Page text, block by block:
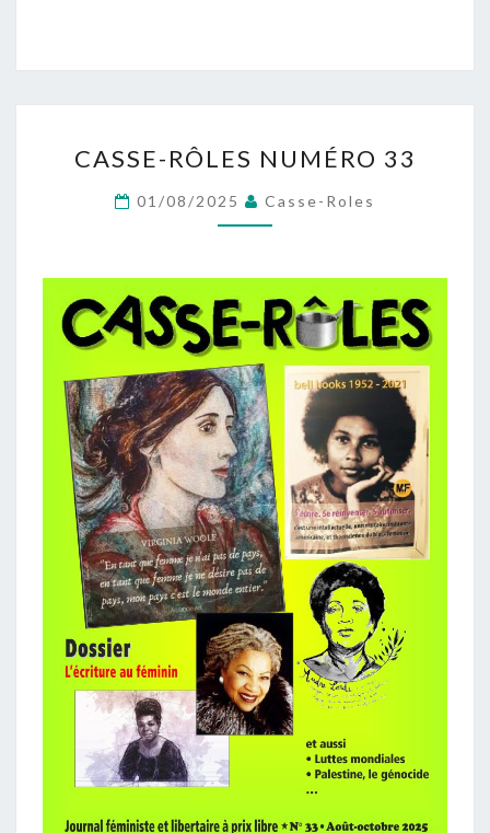
RÔLES
NUMÉRO
33
CASSE-RÔLES NUMÉRO 33
01/08/2025 Casse-Roles